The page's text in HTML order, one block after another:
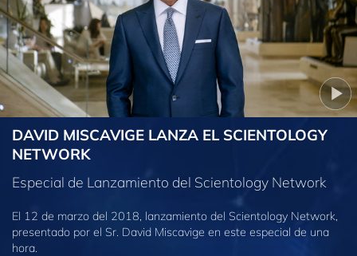
DAVID MISCAVIGE LANZA EL SCIENTOLOGY
NETWORK
Especial de Lanzamiento del Scientology Network
El 12 de marzo del 2018, lanzamiento del Scientology Network,
presentado por el Sr. David Miscavige en este especial de una
hora.